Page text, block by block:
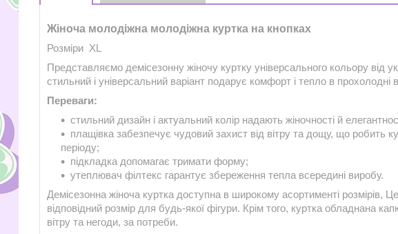
Жіноча молодіжна молодіжна куртка на кнопках
Розміри XL
Представляємо демісезонну жіночу куртку універсального кольору від
стильний і універсальний варіант подарує комфорт і тепло в прохолодні
Переваги:
стильний дизайн і актуальний колір надають жіночності й
плащівка забезпечує чудовий захист від вітру та дощу, що робить
періоду;
підкладка допомагає тримати форму;
утеплювач філтекс гарантує збереження тепла всередині виробу.
Демісезонна жіноча куртка доступна в широкому асортименті розмірів,
відповідний розмір для будь-якої фігури. Крім того, куртка обладнана
вітру та негоди, за потреби.